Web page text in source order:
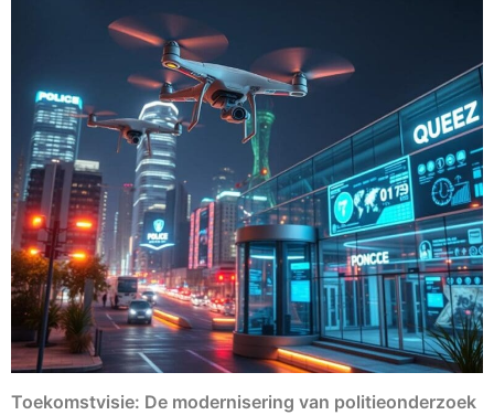
Toekomstvisie: De modernisering van politieonderzoek